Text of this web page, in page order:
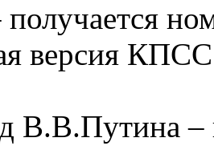
версия
В.В.Путина